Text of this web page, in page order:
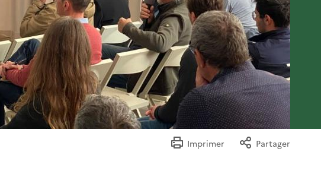
Imprimer Partager